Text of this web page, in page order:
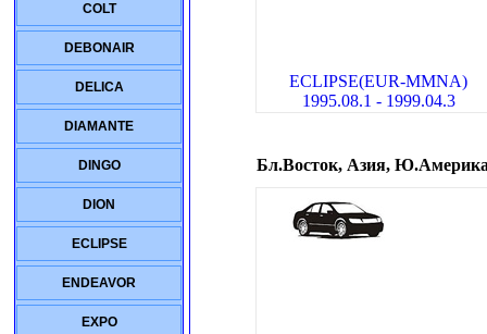
COLT
DEBONAIR
DELICA
DIAMANTE
DINGO
DION
ECLIPSE
ENDEAVOR
EXPO
ECLIPSE(EUR-MMNA)
1995.08.1 - 1999.04.3
Бл.Восток, Азия,